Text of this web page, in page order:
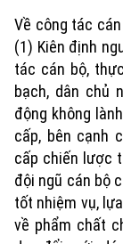
Về công tác
(1) Kiên định
tác cán bộ,
bạch, dân chủ
động không
cấp, bên cạnh
cấp chiến lược
đội ngũ cán bộ
tốt nhiệm vụ,
về phẩm chất